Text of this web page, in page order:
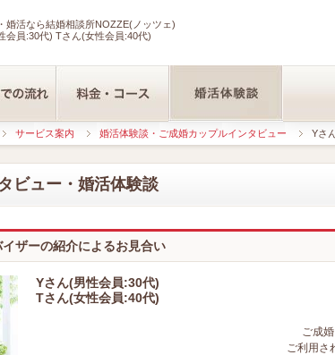
婚活なら結婚相談所NOZZE(ノッツェ)
会員:30代) Tさん(女性会員:40代)
サービス案内 婚活体験談・ご成婚カップルインタビュー Yさ
ビュー・婚活体験談
ザーの紹介によるお見合い
Yさん(男性会員:30代)
Tさん(女性会員:40代)
ご成
ご利用さ